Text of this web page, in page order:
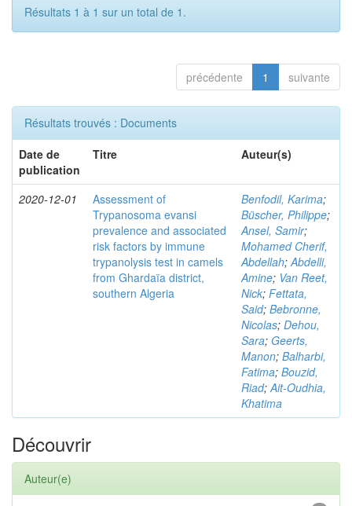
Résultats 1 à 1 sur un total de 1.
précédente 1 suivante
Résultats trouvés : Documents
Date de
publication
Titre Auteur(s)
2020-12-01
Assessment of
Trypanosoma evansi
prevalence and associated
risk factors by immune
trypanolysis test in camels
from Ghardaïa district,
southern Algeria
Benfodil, Karima;
Büscher, Philippe;
Ansel, Samir;
Mohamed Cherif,
Abdellah;Abdelli,
Amine; Van Reet,
Nick; Fettata,
Said; Bebronne,
Nicolas; Dehou,
Sara; Geerts,
Manon; Balharbi,
Fatima; Bouzid,
Riad;Ait-Oudhia,
Khatima
Découvrir
Auteur(e)